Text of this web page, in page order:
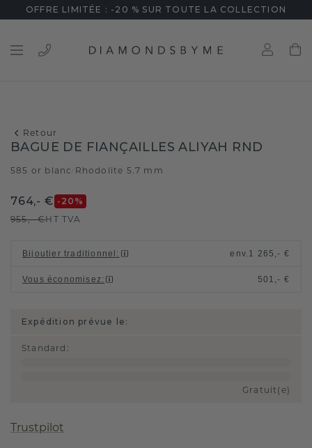
OFFRE LIMITÉE : -20 % SUR TOUTE LA COLLECTION
Retour
BAGUE DE FIANÇAILLES ALIYAH RND
585 or blanc Rhodolite 5.7 mm
764,- € -20 %
955,- €HT TVA
Bijoutier traditionnel : env. 1 265,- €
Vous économisez: 501,- €
Expédition prévue le:
Standard :
Gratuit(e)
Trustpilot